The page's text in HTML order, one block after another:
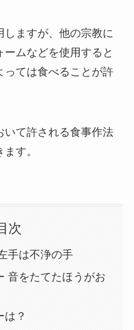
ますが、他の宗教に
ムなどを使用すると
っては食べることが許
いて許される食事作法
す。
次
手は不浄の手
音をたてたほうがお
は？